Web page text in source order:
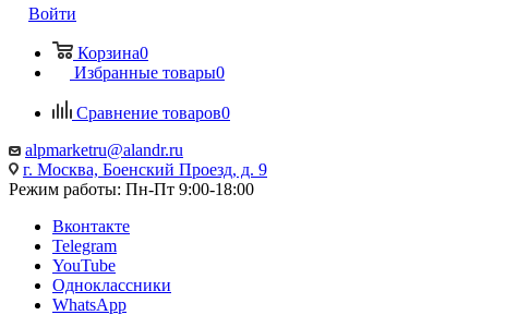
Войти
Корзина0
Избранные товары0
Сравнение товаров0
alpmarketru@alandr.ru
г. Москва, Боенский Проезд, д. 9
Режим работы: Пн-Пт 9:00-18:00
Вконтакте
Telegram
YouTube
Одноклассники
WhatsApp